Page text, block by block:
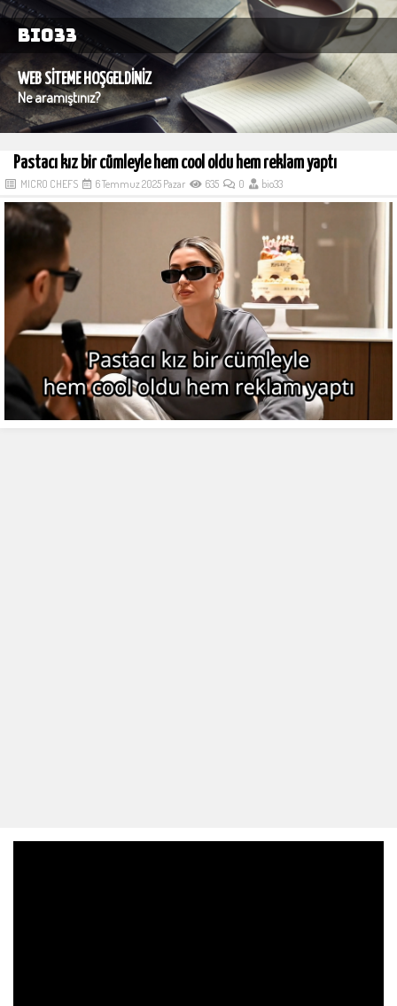
WEB SİTEME HOŞGELDİNİZ
Ne aramıştınız?
bio33
Pastacı kız bir cümleyle hem cool oldu hem reklam yaptı
MICRO CHEFS 6 Temmuz 2025 Pazar 635 0 bio33